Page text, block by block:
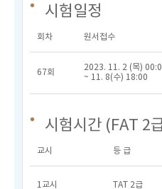
시험일정
회차 원서접수
67회
2023. 11. 2 (목)
~ 11. 8(수) 18:00
시험시간 (FAT 2
교시 등 급
1교시 TAT 2급